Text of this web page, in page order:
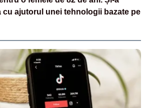
cu ajutorul unei tehnologii bazate pe